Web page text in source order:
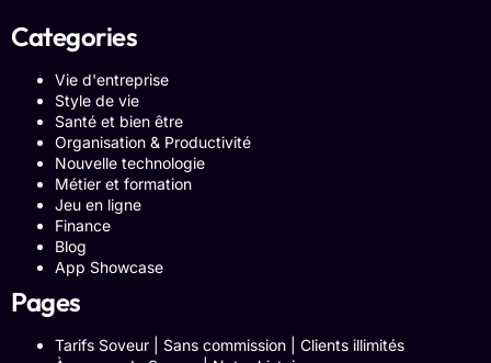
Categories
Vie d'entreprise
Style de vie
Santé et bien être
Organisation & Productivité
Nouvelle technologie
Métier et formation
Jeu en ligne
Finance
Blog
App Showcase
Pages
Tarifs Soveur | Sans commission | Clients illimités